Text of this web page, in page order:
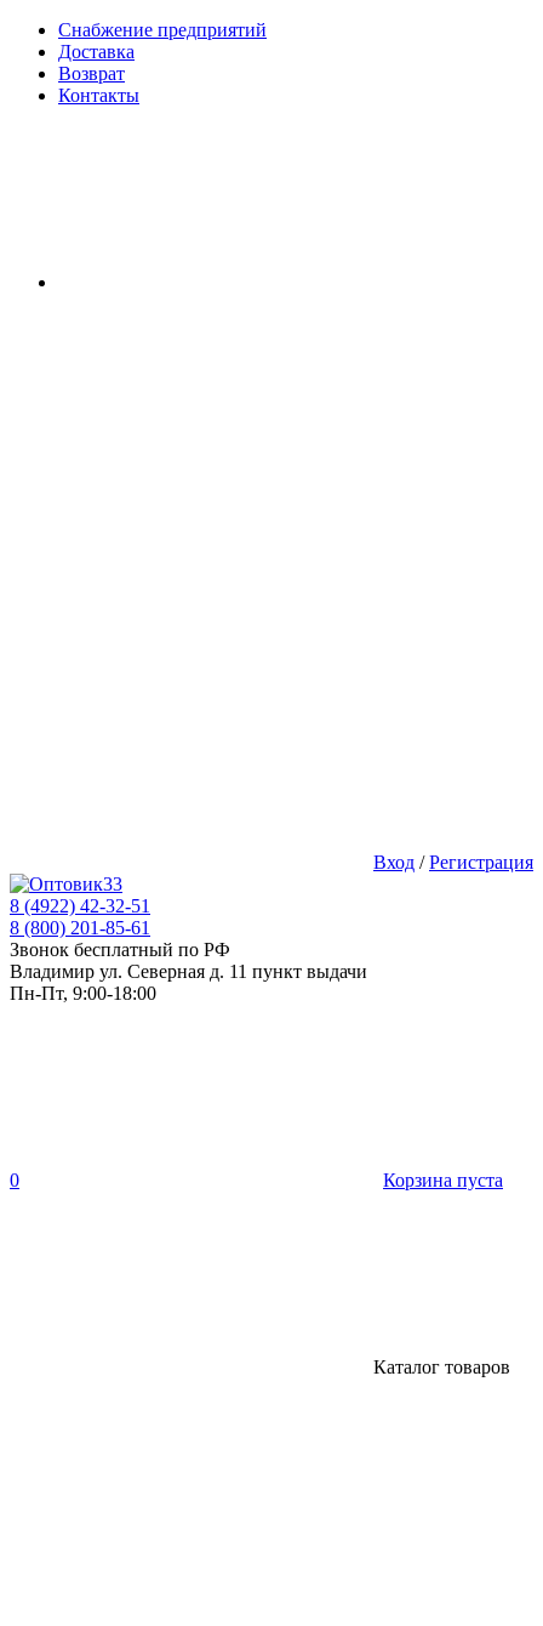
Снабжение предприятий
Доставка
Возврат
Контакты
Вход /Регистрация
8 (4922) 42-32-51
8 (800) 201-85-61
Звонок бесплатный по РФ
Владимир ул. Северная д. 11 пункт выдачи
Пн-Пт, 9:00-18:00
0 Корзина пуста
Каталог товаров